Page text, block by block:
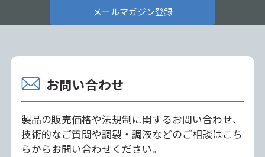
メールマガジン登録
お問い合わせ
製品の販売価格や法規制に関するお問い合わせ、
技術的なご質問や調製・調液などのご相談はこち
らからお問い合わせください。